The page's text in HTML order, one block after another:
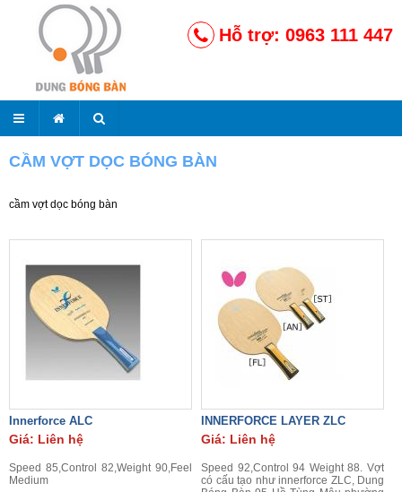
Hỗ trợ: 0963 111 447
CẦM VỢT DỌC BÓNG BÀN
cầm vợt dọc bóng bàn
Innerforce ALC
Giá: Liên hệ
Speed 85,Control 82,Weight 90,Feel
Medium
INNERFORCE LAYER ZLC
Giá: Liên hệ
Speed 92,Control 94 Weight 88. Vợt
có cấu tạo như innerforce ZLC, Dung